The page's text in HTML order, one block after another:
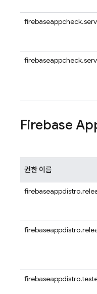
Firebase
권한 이름